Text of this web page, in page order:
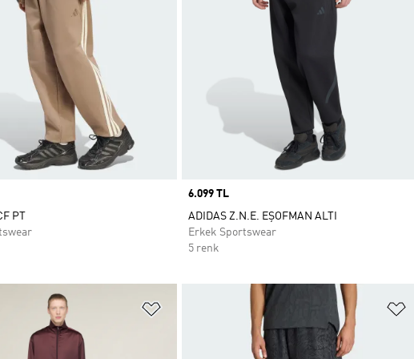
PT
Price
6.099 TL
ADIDAS Z.N.E. EŞOFMAN ALTI
Erkek Sportswear
5 renk
Favori Listesine Ekle